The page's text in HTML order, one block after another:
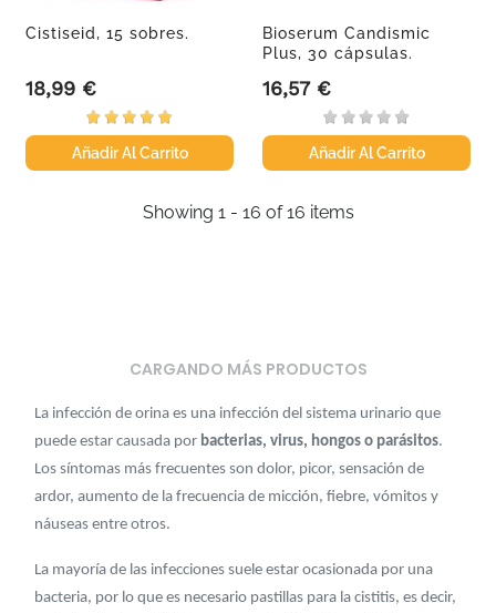
Cistiseid, 15 sobres.
Precio
18,99 €
Añadir Al Carrito
Bioserum Candismic
Plus, 30 cápsulas.
Precio
16,57 €
Añadir Al Carrito
Showing 1 - 16 of 16 items
CARGANDO MÁS PRODUCTOS
La infección de orina es una infección del sistema urinario que
puede estar causada por bacterias, virus, hongos o parásitos.
Los síntomas más frecuentes son dolor, picor, sensación de
ardor, aumento de la frecuencia de micción, fiebre, vómitos y
náuseas entre otros.
La mayoría de las infecciones suele estar ocasionada por una
bacteria, por lo que es necesario pastillas para la cistitis, es decir,